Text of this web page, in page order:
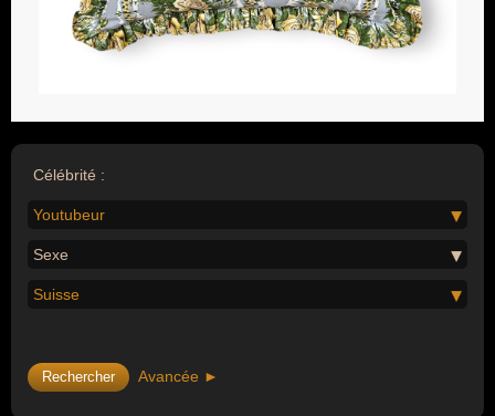
Célébrité :
Youtubeur
Sexe
Suisse
Avancée ►